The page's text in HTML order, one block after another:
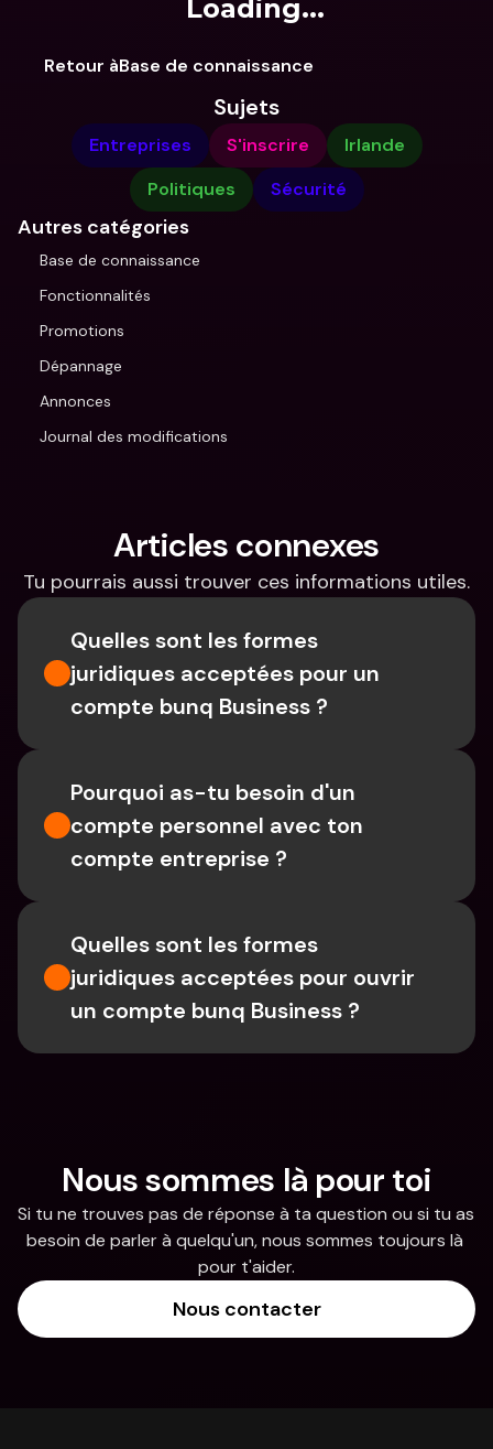
Loading...
Retour àBase de connaissance
Sujets
Entreprises S'inscrire
Irlande
Politiques
Sécurité
Autres catégories
Base de connaissance
Fonctionnalités
Promotions
Dépannage
Annonces
Journal des modifications
Articles connexes
Tu pourrais aussi trouver ces informations utiles.
Quelles sont les formes
juridiques acceptées pour un
compte bunq Business ?
Pourquoi as-tu besoin d'un
compte personnel avec ton
compte entreprise ?
Quelles sont les formes
juridiques acceptées pour ouvrir
un compte bunq Business ?
Nous sommes là pour toi
Si tu ne trouves pas de réponse à ta question ou si tu as
besoin de parler à quelqu'un, nous sommes toujours là
pour t'aider.
Nous contacter